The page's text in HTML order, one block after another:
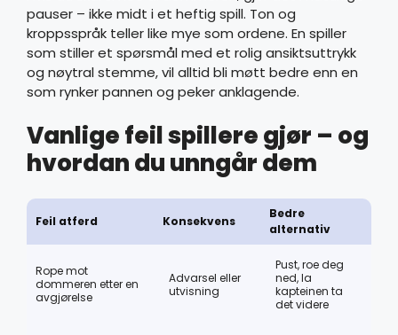
pauser – ikke midt i et heftig spill. Ton og
kroppsspråk teller like mye som ordene. En spiller
som stiller et spørsmål med et rolig ansiktsuttrykk
og nøytral stemme, vil alltid bli møtt bedre enn en
som rynker pannen og peker anklagende.
Vanlige feil spillere gjør – og
hvordan du unngår dem
Feil atferd Konsekvens
Bedre
alternativ
Rope mot
dommeren etter en
avgjørelse
Advarsel eller
utvisning
Pust, roe deg
ned, la
kapteinen ta
det videre